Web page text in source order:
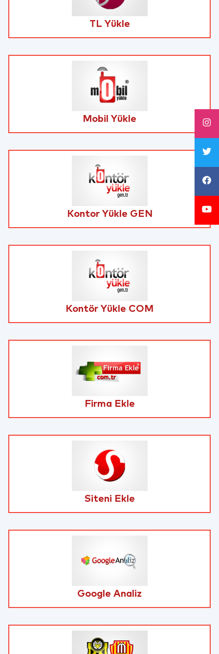
TL Yükle
Mobil Yükle
Kontor Yükle GEN
Kontör Yükle COM
Firma Ekle
Siteni Ekle
Google Analiz